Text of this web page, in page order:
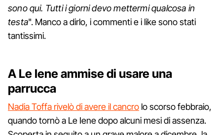
sono qui. Tutti i giorni devo mettermi qualcosa in
testa". Manco a dirlo, i commenti e i like sono stati
tantissimi.
A Le Iene ammise di usare una
parrucca
Nadia Toffa rivelò di avere il cancro lo scorso febbraio,
quando tornò a Le Iene dopo alcuni mesi di assenza.